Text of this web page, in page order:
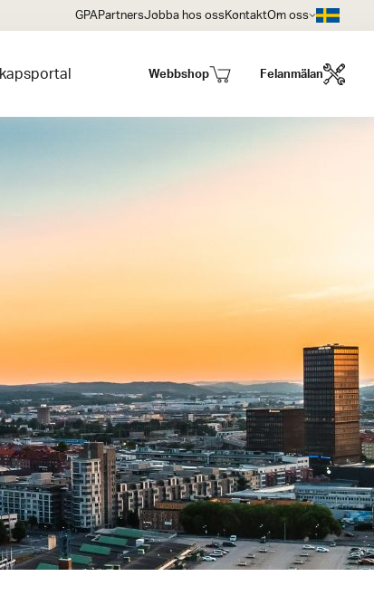
GPA PartnersJobba hos ossKontaktOm oss
Webbshop Felanmälan